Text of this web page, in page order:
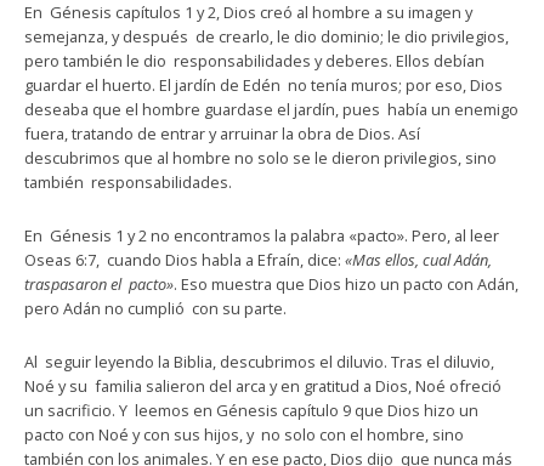
En Génesis capítulos 1 y 2, Dios creó al hombre a su imagen y
semejanza, y después de crearlo, le dio dominio; le dio privilegios,
pero también le dio responsabilidades y deberes. Ellos debían
guardar el huerto. El jardín de Edén no tenía muros; por eso, Dios
deseaba que el hombre guardase el jardín, pues había un enemigo
fuera, tratando de entrar y arruinar la obra de Dios. Así
descubrimos que al hombre no solo se le dieron privilegios, sino
también responsabilidades.
En Génesis 1 y 2 no encontramos la palabra «pacto». Pero, al leer
Oseas 6:7, cuando Dios habla a Efraín, dice: «Mas ellos, cual Adán,
traspasaron el pacto». Eso muestra que Dios hizo un pacto con Adán,
pero Adán no cumplió con su parte.
Al seguir leyendo la Biblia, descubrimos el diluvio. Tras el diluvio,
Noé y su familia salieron del arca y en gratitud a Dios, Noé ofreció
un sacrificio. Y leemos en Génesis capítulo 9 que Dios hizo un
pacto con Noé y con sus hijos, y no solo con el hombre, sino
también con los animales. Y en ese pacto, Dios dijo que nunca más